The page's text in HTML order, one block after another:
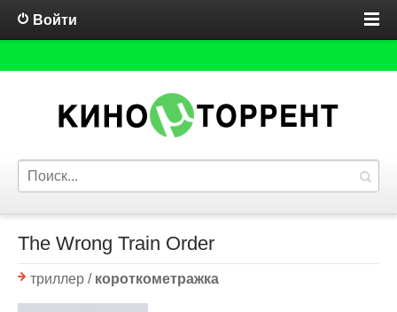
Войти
The Wrong Train Order
триллер / короткометражка